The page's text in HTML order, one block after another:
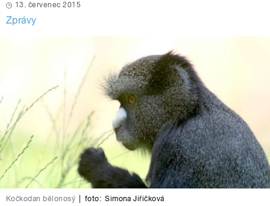
13. červenec 2015
Zprávy
Kočkodan bělonosý foto: Simona Jiřičková